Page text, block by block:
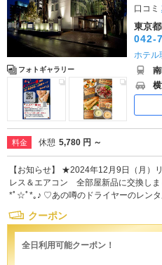
フォトギャラリー
口コミ
東京
042-
ホテル
料金 休憩 5,780 円 ～
【お知らせ】 ★2024年12月9日（月）
レス＆エアコン 全部屋新品に交換し
*ﾟ☆ﾟ*｡♪ ♡あの噂のドライヤーのレンタ
クーポン
全日利用可能クーポン！